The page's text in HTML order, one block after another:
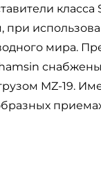
при
мира.
MZ-19.